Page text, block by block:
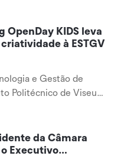
OpenDay KIDS leva
à ESTGV
e Gestão de
Politécnico de Viseu
uma edição do Electrical
de Engenharia
de...
da Câmara
Executivo